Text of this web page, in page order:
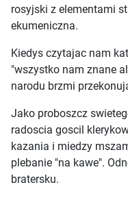
rosyjski z elementami
ekumeniczna.
Kiedys czytajac nam
"wszystko nam znane
narodu brzmi
Jako proboszcz
radoscia goscil
kazania i miedzy
plebanie "na kawe".
bratersku.